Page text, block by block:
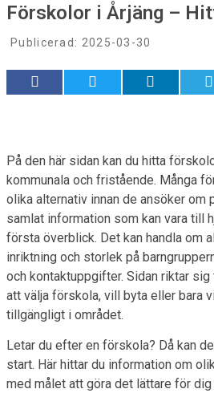
Förskolor i Årjäng –
Publicerad: 2025-03-30
På den här sidan kan du hitta
kommunala och fristående. Många
olika alternativ innan de ansöker om
samlat information som kan vara till
första överblick. Det kan handla om
inriktning och storlek på
och kontaktuppgifter. Sidan riktar
att välja förskola, vill byta eller bara
tillgängligt i området.
Letar du efter en förskola? Då kan
start. Här hittar du information om
med målet att göra det lättare för